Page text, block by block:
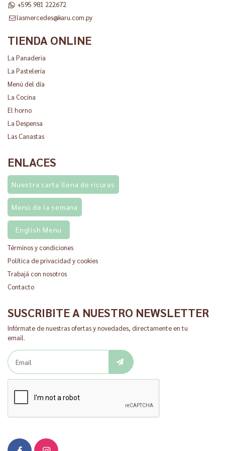
+595 981 222672
lasmercedes@karu.com.py
TIENDA ONLINE
La Panaderia
La Pasteleria
Menú del día
La Cocina
El horno
La Despensa
Las Canastas
ENLACES
Nuestra carta llena de ricuras
Menú de la semana
English Menu
Términos y condiciones
Política de privacidad y cookies
Trabajá con nosotros
Contacto
SUSCRIBITE A NUESTRO NEWSLETTER
Infórmate de nuestras ofertas y novedades, directamente en tu
email.